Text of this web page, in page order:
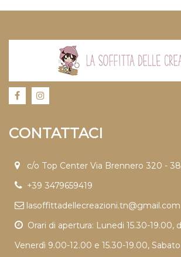
CONTATTACI
c/o Top Center Via Brennero 320 -
+39 3479659419
lasoffittadellecreazioni.tn@gmail.com
Orari di apertura: Lunedi 15.30-19.00,
Venerdì 9.00-12.00 e 15.30-19.00,